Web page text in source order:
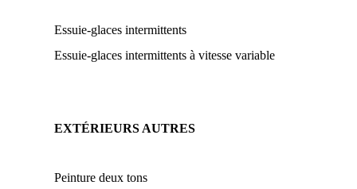
Essuie-glaces intermittents
Essuie-glaces intermittents à vitesse variable
EXTÉRIEURS AUTRES
Peinture deux tons